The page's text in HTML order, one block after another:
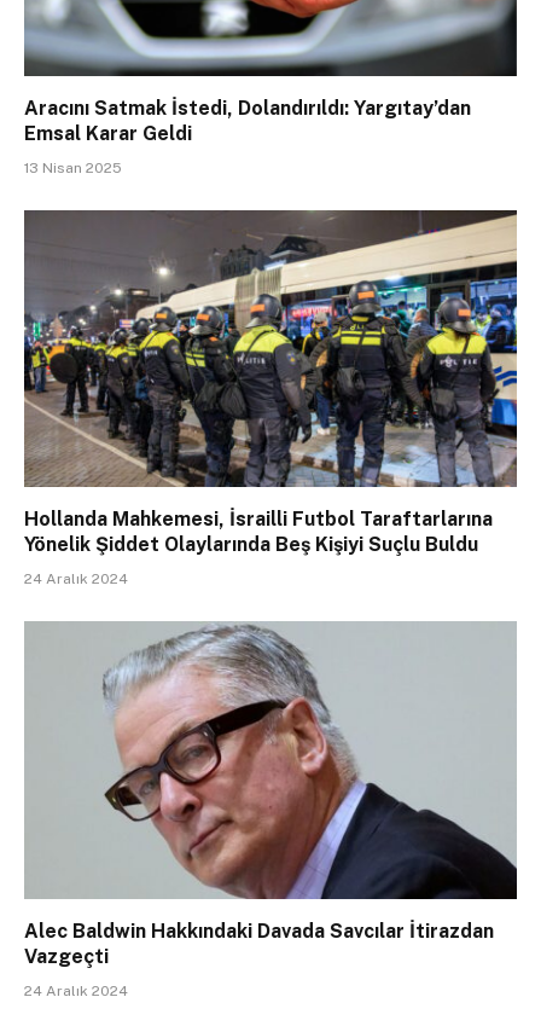
Aracını Satmak İstedi, Dolandırıldı: Yargıtay’dan
Emsal Karar Geldi
13 Nisan 2025
Hollanda Mahkemesi, İsrailli Futbol Taraftarlarına
Yönelik Şiddet Olaylarında Beş Kişiyi Suçlu Buldu
24 Aralık 2024
Alec Baldwin Hakkındaki Davada Savcılar İtirazdan
Vazgeçti
24 Aralık 2024